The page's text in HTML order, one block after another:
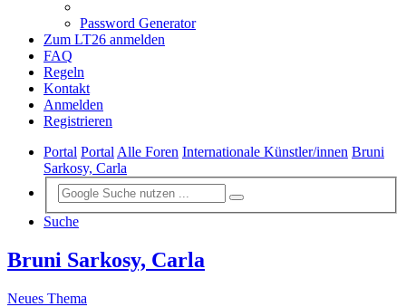
Password Generator
Zum LT26 anmelden
FAQ
Regeln
Kontakt
Anmelden
Registrieren
Portal PortalAlle Foren Internationale Künstler/innen Bruni
Sarkosy, Carla
Suche
Bruni Sarkosy, Carla
Neues Thema